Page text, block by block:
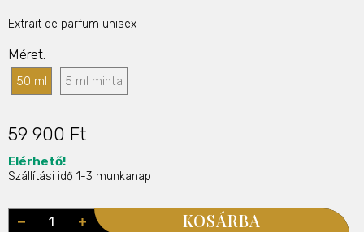
Extrait de parfum unisex
Méret
50 ml 5 ml minta
59 900 Ft
Elérhető!
Szállítási idő 1-3 munkanap
KOSÁRBA